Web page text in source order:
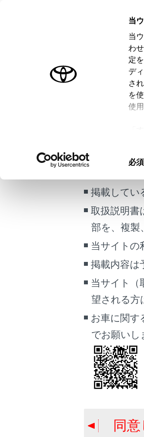
当
当
わ
定
デ
さ
を
使
て
同
選
択
必須
はじめに
安全・安心のために
マルチメディア
お手入れのしかた
万一の場合には
ブックマーク
あとで読む
マルチメディア
画面表示設定
個人情報の取扱いについて
サイト利用について
掲載してい
取扱説明書
部を、複製
当サイトの
掲載内容は
当サイト（
望される方
お車に関す
でお願いし
同